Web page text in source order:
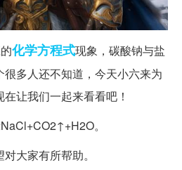
化学方程式现象，碳酸钠与盐
多人还不知道，今天小六来为
让我们一起来看看吧！
。
大家有所帮助。